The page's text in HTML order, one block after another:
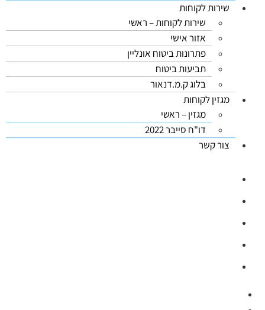
שירות לקוחות
שירות לקוחות – ראשי
אזור אישי
פתרונות ביטוח אונליין
תביעות ביטוח
בלוג ק.מ.דנאור
מגזין לקוחות
מגזין – ראשי
דו"ח סייבר 2022
צור קשר